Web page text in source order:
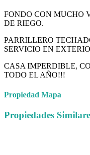
FONDO CON MUCHO
DE RIEGO.
PARRILLERO
SERVICIO EN
CASA IMPERDIBLE,
TODO EL AÑO!!!
Propiedad Mapa
Propiedades